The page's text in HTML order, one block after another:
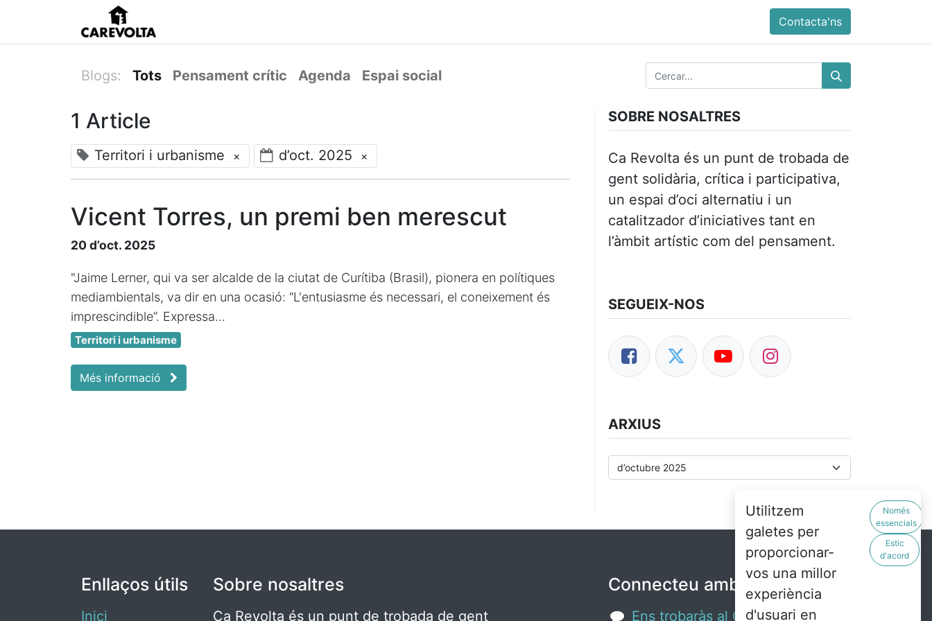
Antiga web Botiga
Contacta'ns
Blogs: Tots Pensament crític Agenda Espai social
1 Article
Territori i urbanisme × d’oct. 2025 ×
Vicent Torres, un premi ben merescut
20 d’oct. 2025
"Jaime Lerner, qui va ser alcalde de la ciutat de Curítiba (Brasil), pionera en polítiques
mediambientals, va dir en una ocasió: “L'entusiasme és necessari, el coneixement és
imprescindible”. Expressa...
Territori i urbanisme
Més informació
SOBRE NOSALTRES
Ca Revolta és un punt de trobada de
gent solidària, crítica i participativa,
un espai d’oci alternatiu i un
catalitzador d’iniciatives tant en
l’àmbit artístic com del pensament.
SEGUEIX-NOS
ARXIUS
Enllaços útils
Inici
Sobre nosaltres
Ca Revolta és un punt de trobada de gent
Connecteu amb nosaltres
Ens trobaràs al C. Santa Teresa,
Utilitzem
galetes per
proporcionar-
vos una millor
experiència
d'usuari en
Només
essencials
Estic
d'acord